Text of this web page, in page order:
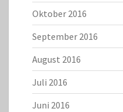
Oktober 2016
September 2016
August 2016
Juli 2016
Juni 2016